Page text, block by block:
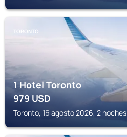
TORONTO
1 Hotel Toronto
979USD
Toronto, 16 agosto 2026, 2 noches